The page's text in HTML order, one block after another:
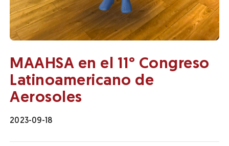
MAAHSA en el 11° Congreso
Latinoamericano de
Aerosoles
2023-09-18